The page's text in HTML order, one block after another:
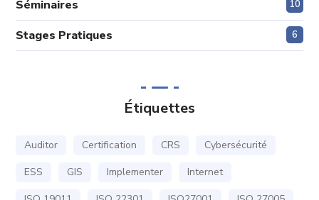
Séminaires 10
Stages Pratiques 6
Étiquettes
Auditor Certification CRS
Cybersécurité
ESS
GIS Implementer
Internet